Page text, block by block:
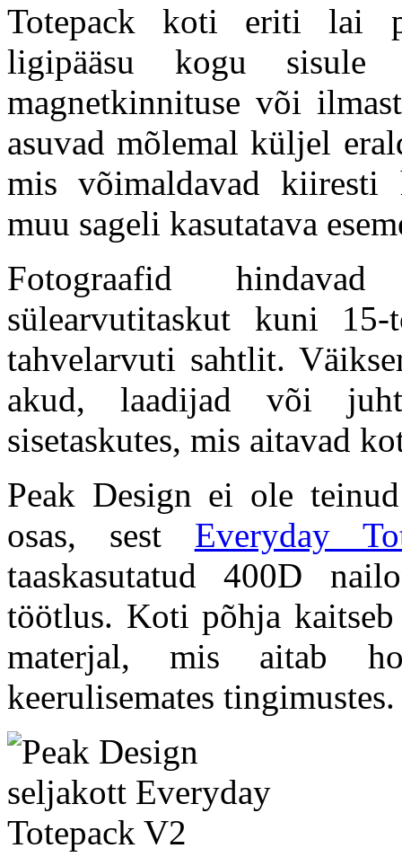
Totepack koti eriti lai
ligipääsu kogu
magnetkinnituse või
asuvad mõlemal küljel
mis võimaldavad kiiresti
muu sageli kasutatava
Fotograafid
sülearvutitaskut kuni
tahvelarvuti sahtlit.
akud, laadijad või
sisetaskutes, mis aitavad
Peak Design ei ole
osas, sest Everyday
taaskasutatud 400D
töötlus. Koti põhja
materjal, mis aitab
keerulisemates tingimustes.